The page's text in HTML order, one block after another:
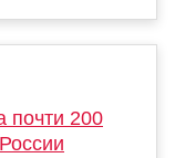
почти 200